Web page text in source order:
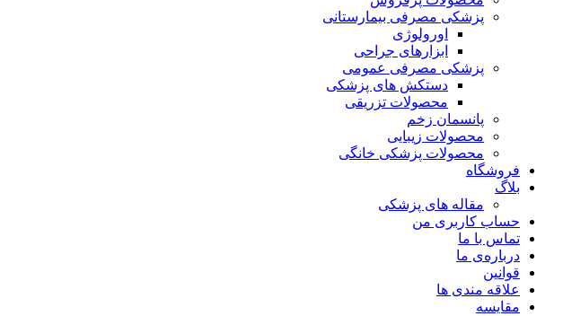
پزشکی مصرفی بیمارستانی
اورولوژی
ابزارهای جراحی
پزشکی مصرفی عمومی
دستکش های پزشکی
محصولات تزریقی
پانسمان زخم
محصولات زیبایی
محصولات پزشکی خانگی
فروشگاه
بلاگ
مقاله های پزشکی
حساب کاربری من
تماس با ما
درباره‌ی ما
قوانین
علاقه مندی ها
مقایسه